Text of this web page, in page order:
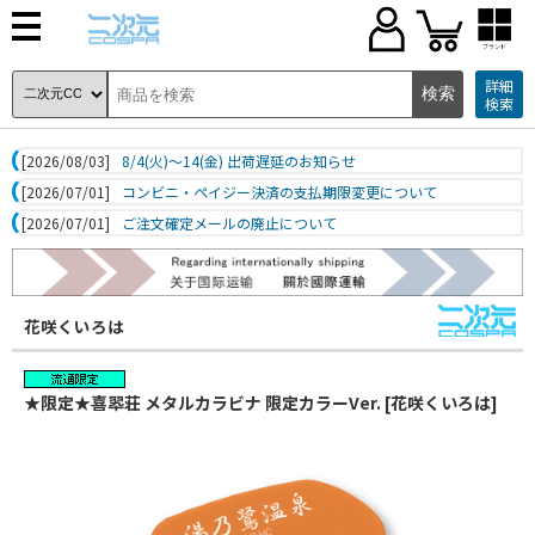
ブランド
詳細
検索
[2026/08/03]
8/4(火)～14(金) 出荷遅延のお知らせ
[2026/07/01]
コンビニ・ペイジー決済の支払期限変更について
[2026/07/01]
ご注文確定メールの廃止について
花咲くいろは
★限定★喜翆荘 メタルカラビナ 限定カラーVer. [花咲くいろは]